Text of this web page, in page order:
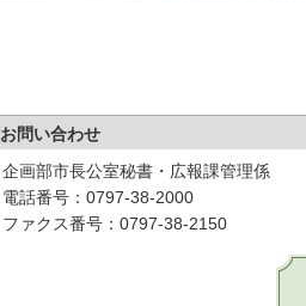
お問い合わせ
企画部市長公室秘書・広報課管理係
電話番号：0797-38-2000
ファクス番号：0797-38-2150